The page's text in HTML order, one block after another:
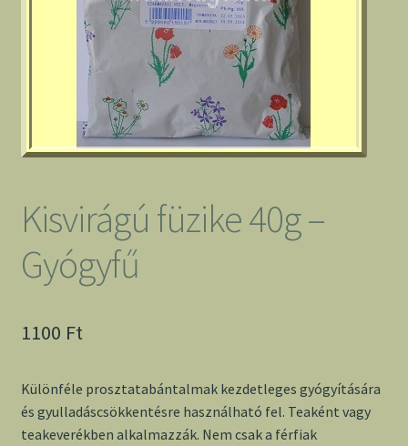
Kisvirágú füzike 40g –
Gyógyfű
1100 Ft
Különféle prosztatabántalmak kezdetleges gyógyítására
és gyulladáscsökkentésre használható fel. Teaként vagy
teakeverékben alkalmazzák. Nem csak a férfiak